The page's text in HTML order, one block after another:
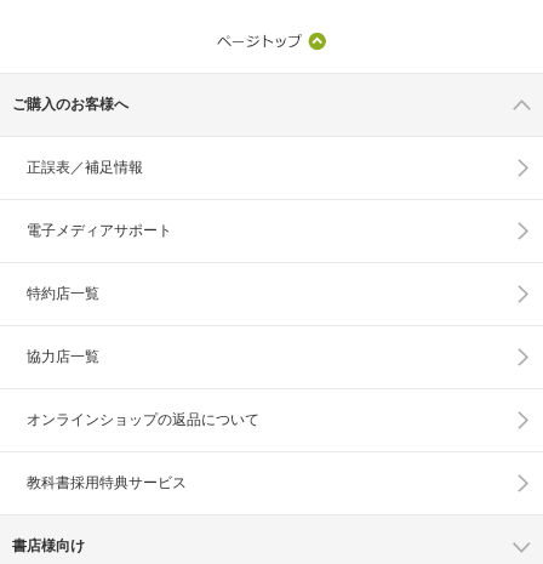
ご購入のお客様へ
正誤表／補足情報
電子メディアサポート
特約店一覧
協力店一覧
オンラインショップの返品について
教科書採用特典サービス
書店様向け